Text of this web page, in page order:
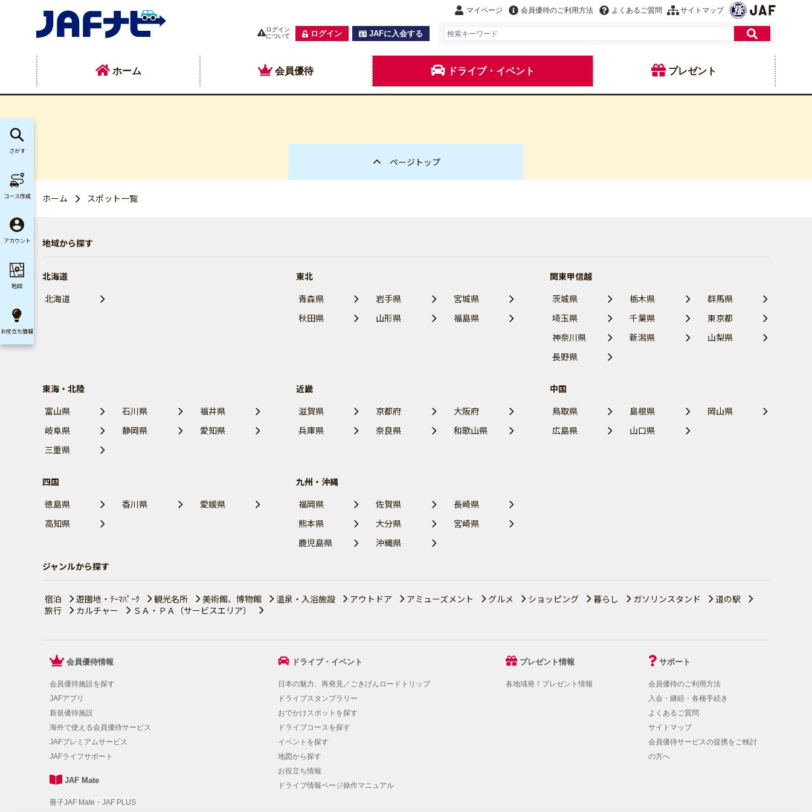
マイページ 会員優待のご利用方法 よくあるご質問 サイトマップ
ログイン
について
ログイン JAFに入会する
ホーム 会員優待 ドライブ・イベント プレゼント
ページトップ
ホーム スポット一覧
地域から探す
北海道
北海道
東北
青森県
岩手県
宮城県
秋田県
山形県 福島県
関東甲信越
茨城県
栃木県
群馬県
埼玉県
千葉県
東京都
神奈川県
新潟県
山梨県
長野県
東海・北陸
富山県
石川県
福井県
岐阜県
静岡県
愛知県
三重県
近畿
滋賀県
京都府
大阪府
兵庫県
奈良県 和歌山県
中国
鳥取県
島根県
岡山県
広島県
山口県
四国
徳島県
香川県
愛媛県
高知県
九州・沖縄
福岡県
佐賀県
長崎県
熊本県
大分県
宮崎県
鹿児島県
沖縄県
ジャンルから探す
宿泊 遊園地・ﾃｰﾏﾊﾟｰｸ 観光名所 美術館、博物館 温泉・入浴施設 アウトドア アミューズメント グルメ ショッピング 暮らし ガソリンスタンド
道の駅
旅行
カルチャー ＳＡ・ＰＡ（サービスエリア）
会員優待情報
会員優待施設を探す
JAFアプリ
新規優待施設
海外で使える会員優待サービス
JAFプレミアムサービス
JAFライフサポート
JAF Mate
冊子JAF Mate・JAF PLUS
ドライブ・イベント
日本の魅力、再発見／ごきげんロードトリップ
ドライブスタンプラリー
おでかけスポットを探す
ドライブコースを探す
イベントを探す
地図から探す
お役立ち情報
ドライブ情報ページ操作マニュアル
プレゼント情報
各地域発！プレゼント情報
サポート
会員優待のご利用方法
入会・継続・各種手続き
よくあるご質問
サイトマップ
会員優待サービスの提携をご検討
の方へ
さがす
コース作成
アカウント
地図
お役立ち情報